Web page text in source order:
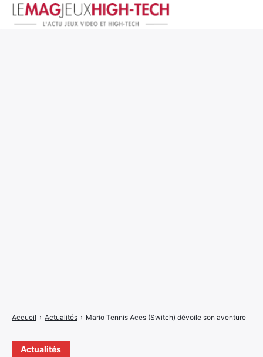
Actualités
Accueil › Actualités › Mario Tennis Aces (Switch) dévoile son aventure